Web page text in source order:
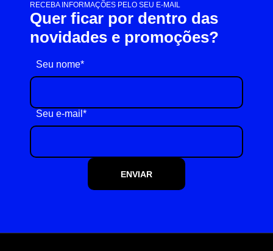
RECEBA INFORMAÇÕES PELO SEU E-MAIL
Quer ficar por dentro das
novidades e promoções?
Seu nome*
Seu e-mail*
ENVIAR